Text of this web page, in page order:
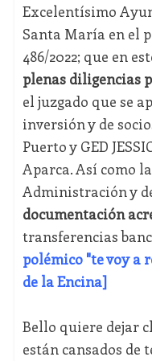
Excelentísimo
Santa María en el
486/2022; que en
plenas diligencias
el juzgado que se
inversión y de
Puerto y GED
Aparca. Así como
Administración y
documentación
transferencias
polémico "te voy a
de la Encina]
Bello quiere dejar
están cansados de